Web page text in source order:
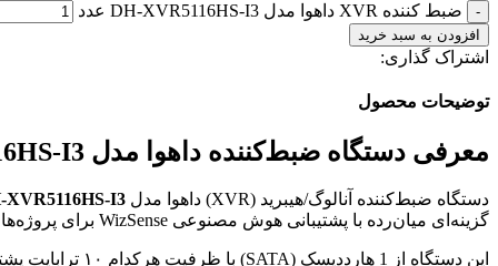
ضبط کننده XVR داهوا مدل DH-XVR5116HS-I3 عدد
افزودن به سبد خرید
اشتراک گذاری:
توضیحات محصول
معرفی دستگاه ضبط‌کننده داهوا مدل DH-XVR5116HS-I3
دستگاه ضبط‌کننده آنالوگ/هیبرید (XVR) داهوا مدل
XVR5116HS-I3
گزینه‌ای میان‌رده با پشتیبانی هوش مصنوعی WizSense برای پروژه‌های نظارتی کوچک تا متوسط است.
این دستگاه از 1 هارددیسک (SATA) با ظرفیت هرکدام ۱۰ ترابایت پشتیبانی می‌کند. فشرده‌سازی H.265+‎ حجم فایل‌های ضبط‌شده را به‌طور قابل توجهی کاهش می‌دهد.